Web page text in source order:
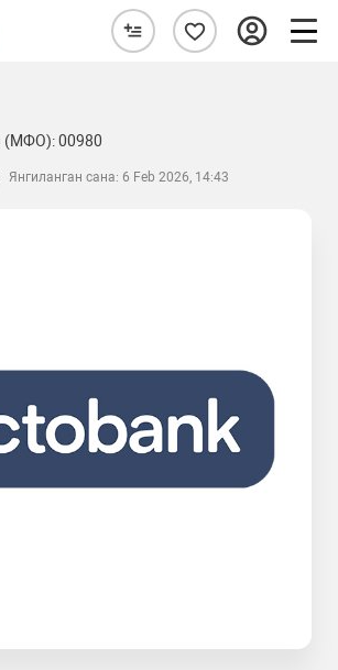
(МФО): 00980
Янгиланган сана: 6 Feb 2026, 14:43